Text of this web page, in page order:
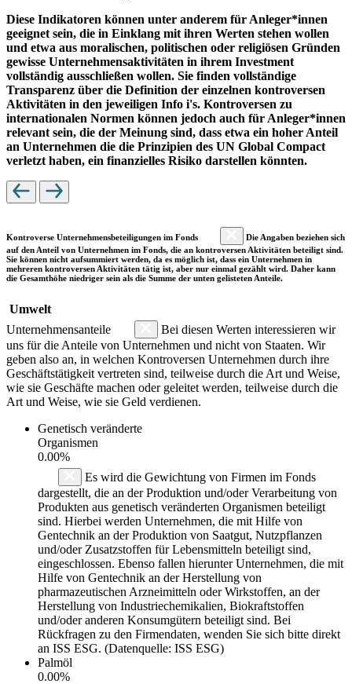
Diese Indikatoren können unter anderem für Anleger*innen
geeignet sein, die in Einklang mit ihren Werten stehen wollen
und etwa aus moralischen, politischen oder religiösen Gründen
gewisse Unternehmensaktivitäten in ihrem Investment
vollständig ausschließen wollen. Sie finden vollständige
Transparenz über die Definition der einzelnen kontroversen
Aktivitäten in den jeweiligen Info i's. Kontroversen zu
internationalen Normen können jedoch auch für Anleger*innen
relevant sein, die der Meinung sind, dass etwa ein hoher Anteil
an Unternehmen die die Prinzipien des UN Global Compact
verletzt haben, ein finanzielles Risiko darstellen könnten.
Kontroverse Unternehmensbeteiligungen im Fonds
Die Angaben beziehen sich
auf den Anteil von Unternehmen im Fonds, die an kontroversen Aktivitäten beteiligt sind.
Sie können nicht aufsummiert werden, da es möglich ist, dass ein Unternehmen in
mehreren kontroversen Aktivitäten tätig ist, aber nur einmal gezählt wird. Daher kann
die Gesamthöhe niedriger sein als die Summe der unten gelisteten Anteile.
Umwelt
Unternehmensanteile
Bei diesen Werten interessieren wir
uns für die Anteile von Unternehmen und nicht von Staaten. Wir
geben also an, in welchen Kontroversen Unternehmen durch ihre
Geschäftstätigkeit vertreten sind, teilweise durch die Art und Weise,
wie sie Geschäfte machen oder geleitet werden, teilweise durch die
Art und Weise, wie sie Geld verdienen.
Genetisch veränderte
Organismen
0.00%
Es wird die Gewichtung von Firmen im Fonds
dargestellt, die an der Produktion und/oder Verarbeitung von
Produkten aus genetisch veränderten Organismen beteiligt
sind. Hierbei werden Unternehmen, die mit Hilfe von
Gentechnik an der Produktion von Saatgut, Nutzpflanzen
und/oder Zusatzstoffen für Lebensmitteln beteiligt sind,
eingeschlossen. Ebenso fallen hierunter Unternehmen, die mit
Hilfe von Gentechnik an der Herstellung von
pharmazeutischen Arzneimitteln oder Wirkstoffen, an der
Herstellung von Industriechemikalien, Biokraftstoffen
und/oder anderen Konsumgütern beteiligt sind. Bei
Rückfragen zu den Firmendaten, wenden Sie sich bitte direkt
an ISS ESG. (Datenquelle: ISS ESG)
Palmöl
0.00%